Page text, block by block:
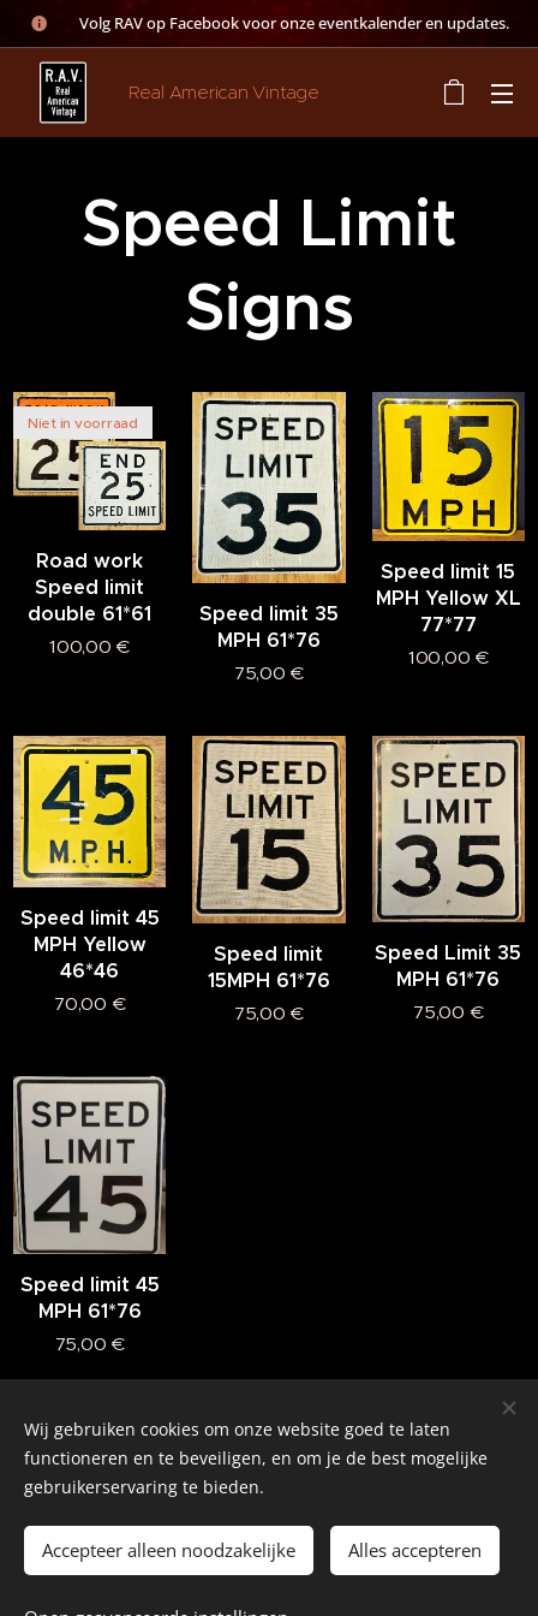
👉 Volg RAV op Facebook voor onze eventkalender en updates.
Real American Vintage
Speed Limit
Signs
Road work
Speed limit
double 61*61
Niet in voorraad
100,00 €
Speed limit 35
MPH 61*76
75,00 €
Speed limit 15
MPH Yellow XL
77*77
100,00 €
Speed limit 45
MPH Yellow
46*46
70,00 €
Speed limit
15MPH 61*76
75,00 €
Speed Limit 35
MPH 61*76
75,00 €
Speed limit 45
MPH 61*76
75,00 €
© 2026 Alle rechten voorbehouden
Real American Vintage
Wij gebruiken cookies om onze website goed te laten
functioneren en te beveiligen, en om je de best mogelijke
gebruikerservaring te bieden.
Accepteer alleen noodzakelijke Alles accepteren